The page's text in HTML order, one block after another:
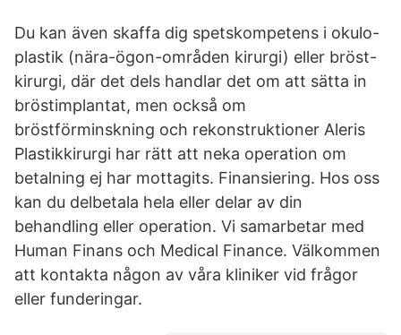
Du kan även skaffa dig spetskompetens i okulo-
plastik (nära-ögon-områden kirurgi) eller bröst-
kirurgi, där det dels handlar det om att sätta in
bröstimplantat, men också om
bröstförminskning och rekonstruktioner Aleris
Plastikkirurgi har rätt att neka operation om
betalning ej har mottagits. Finansiering. Hos oss
kan du delbetala hela eller delar av din
behandling eller operation. Vi samarbetar med
Human Finans och Medical Finance. Välkommen
att kontakta någon av våra kliniker vid frågor
eller funderingar.